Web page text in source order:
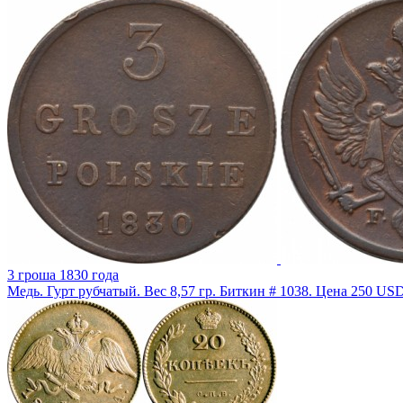
3 гроша 1830 года
Медь. Гурт рубчатый. Вес 8,57 гр. Биткин # 1038. Цена 250